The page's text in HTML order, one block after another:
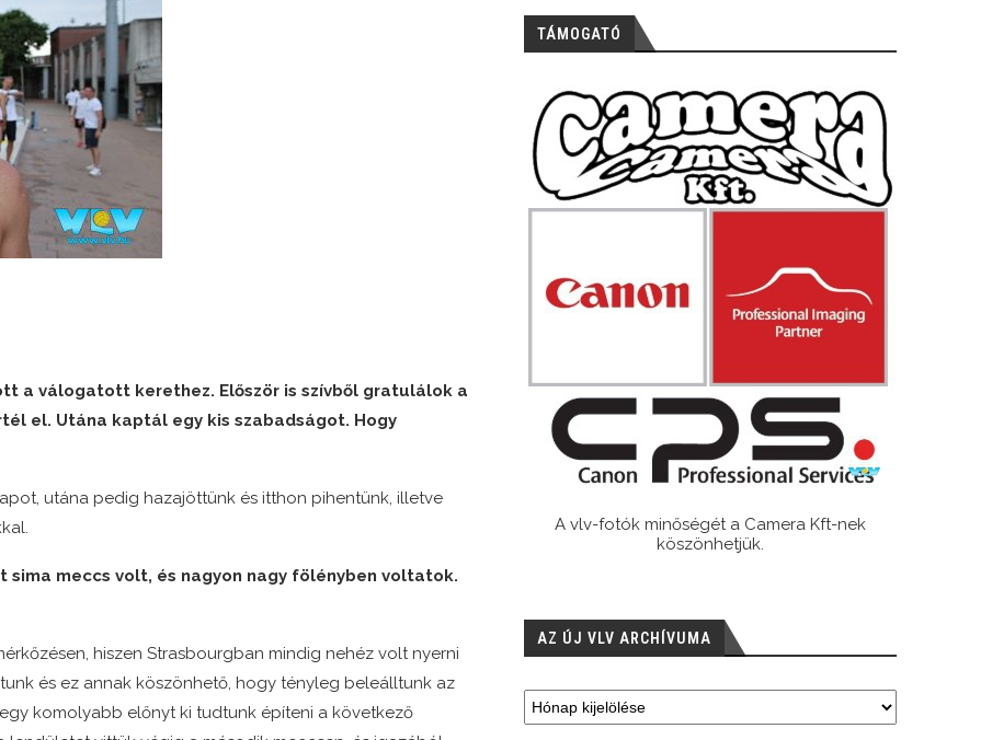
a válogatott kerethez. Először is szívből gratulálok a
el. Utána kaptál egy kis szabadságot. Hogy
utána pedig hazajöttünk és itthon pihentünk, illetve
sima meccs volt, és nagyon nagy fölényben voltatok.
hiszen Strasbourgban mindig nehéz volt nyerni
és ez annak köszönhető, hogy tényleg beleálltunk az
komolyabb előnyt ki tudtunk építeni a következő
TÁMOGATÓ
A vlv-fotók minőségét a Camera Kft-nek
köszönhetjük.
AZ ÚJ VLV ARCHÍVUMA